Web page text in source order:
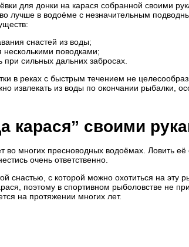
для донки на карася собранной своими
лучше в водоёме с незначительным
снастей из воды;
несколькими поводками;
при сильных дальних забросах.
в реках с быстрым течением не
извлекать из воды по окончании рыбалки,
карася” своими
во многих пресноводных водоёмах. Ловить
очень ответственно.
снастью, с которой можно охотиться на эту
поэтому в спортивном рыболовстве не
на протяжении многих лет.